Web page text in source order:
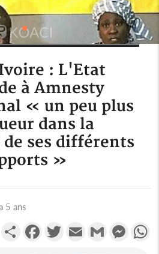
: L'Etat
à Amnesty
« un peu plus
dans la
ses différents
»
5 ans
PartagerFacebookTwitterEmail Gmail